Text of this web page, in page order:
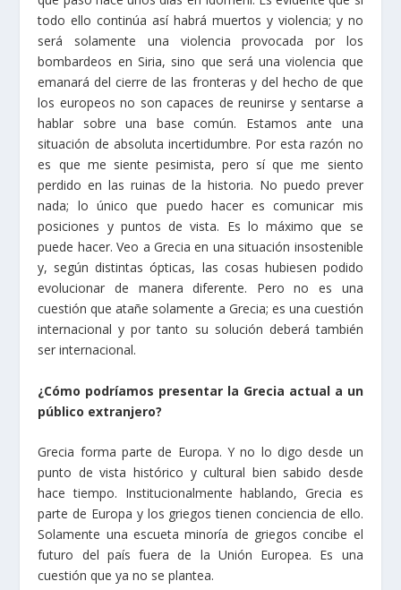
todo ello continúa así habrá muertos y violencia; y no
será solamente una violencia provocada por los
bombardeos en Siria, sino que será una violencia que
emanará del cierre de las fronteras y del hecho de que
los europeos no son capaces de reunirse y sentarse a
hablar sobre una base común. Estamos ante una
situación de absoluta incertidumbre. Por esta razón no
es que me siente pesimista, pero sí que me siento
perdido en las ruinas de la historia. No puedo prever
nada; lo único que puedo hacer es comunicar mis
posiciones y puntos de vista. Es lo máximo que se
puede hacer. Veo a Grecia en una situación insostenible
y, según distintas ópticas, las cosas hubiesen podido
evolucionar de manera diferente. Pero no es una
cuestión que atañe solamente a Grecia; es una cuestión
internacional y por tanto su solución deberá también
ser internacional.
¿Cómo podríamos presentar la Grecia actual a un
público extranjero?
Grecia forma parte de Europa. Y no lo digo desde un
punto de vista histórico y cultural bien sabido desde
hace tiempo. Institucionalmente hablando, Grecia es
parte de Europa y los griegos tienen conciencia de ello.
Solamente una escueta minoría de griegos concibe el
futuro del país fuera de la Unión Europea. Es una
cuestión que ya no se plantea.